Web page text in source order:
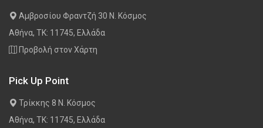
Αμβροσίου Φραντζή 30 Ν. Κόσμος
Αθήνα, ΤΚ: 11745, Ελλάδα
Προβολή στον Χάρτη
Pick Up Point
Τρίκκης 8 Ν. Κόσμος
Αθήνα, ΤΚ: 11745, Ελλάδα